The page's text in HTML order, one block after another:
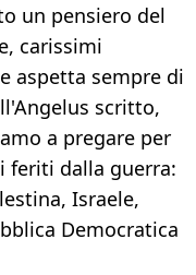
un pensiero del
carissimi
aspetta sempre di
scritto,
a pregare per
feriti dalla guerra:
Israele,
Democratica